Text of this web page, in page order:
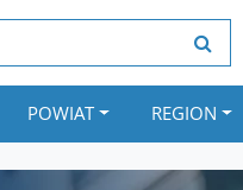
POWIAT REGION